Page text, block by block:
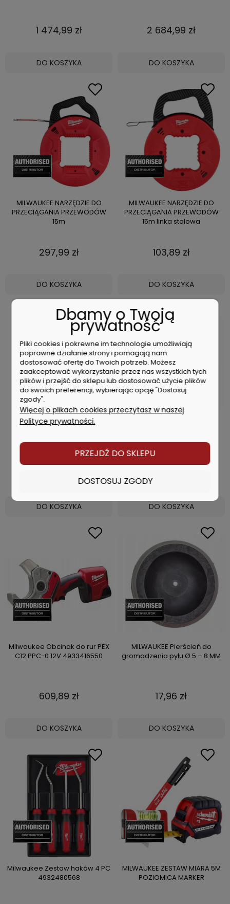
1 474,99 zł
DO KOSZYKA
2 684,99 zł
DO KOSZYKA
MILWAUKEE NARZĘDZIE DO
PRZECIĄGANIA PRZEWODÓW
15m
297,99 zł
DO KOSZYKA
MILWAUKEE NARZĘDZIE DO
PRZECIĄGANIA PRZEWODÓW
15m linka stalowa
103,89 zł
DO KOSZYKA
MILWAUKEE NARZĘDZIE DO
7,5m
DO KOSZYKA
4933411920
DO KOSZYKA
Milwaukee Obcinak do rur PEX
C12 PPC-0 12V 4933416550
609,89 zł
DO KOSZYKA
MILWAUKEE Pierścień do
gromadzenia pyłu Ø 5 – 8 MM
17,96 zł
DO KOSZYKA
Milwaukee Zestaw haków 4 PC
4932480568
MILWAUKEE ZESTAW MIARA 5M
POZIOMICA MARKER
Dbamy o Twoją
prywatność
Pliki cookies i pokrewne im technologie umożliwiają
poprawne działanie strony i pomagają nam
dostosować ofertę do Twoich potrzeb. Możesz
zaakceptować wykorzystanie przez nas wszystkich tych
plików i przejść do sklepu lub dostosować użycie plików
do swoich preferencji, wybierając opcję "Dostosuj
zgody".
Więcej o plikach cookies przeczytasz w naszej
Polityce prywatności.
PRZEJDŹ DO SKLEPU
DOSTOSUJ ZGODY